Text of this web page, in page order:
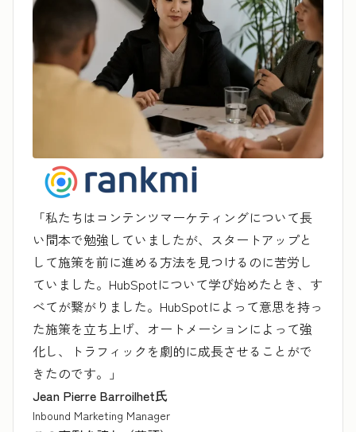
「私たちはコンテンツマーケティングについて長
い間本で勉強していましたが、スタートアップと
して施策を前に進める方法を見つけるのに苦労し
ていました。HubSpotについて学び始めたとき、す
べてが繋がりました。HubSpotによって意思を持っ
た施策を立ち上げ、オートメーションによって強
化し、トラフィックを劇的に成長させることがで
きたのです。」
Jean Pierre Barroilhet氏
Inbound Marketing Manager